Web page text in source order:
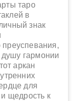
таро
в
знак
преуспевания,
гармонии
аркан
для
щедрость к